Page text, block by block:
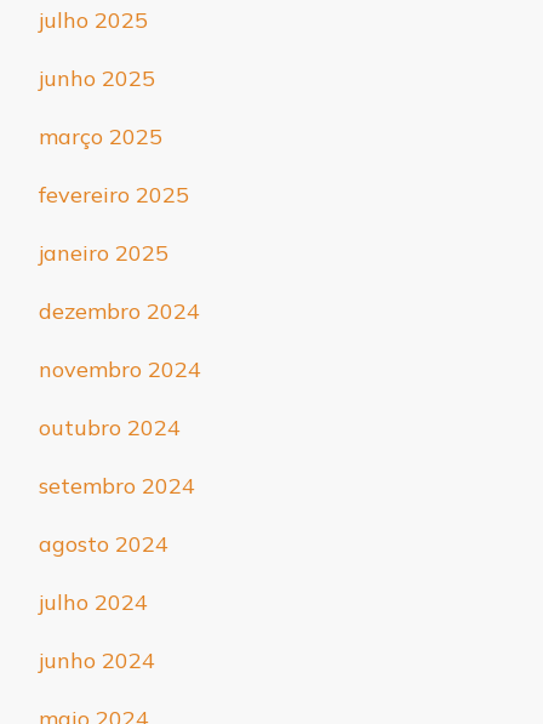
julho 2025
junho 2025
março 2025
fevereiro 2025
janeiro 2025
dezembro 2024
novembro 2024
outubro 2024
setembro 2024
agosto 2024
julho 2024
junho 2024
maio 2024